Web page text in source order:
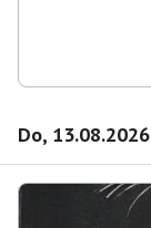
Do, 13.08.2026